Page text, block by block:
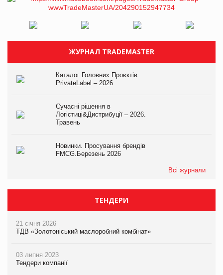
ЖУРНАЛ TRADEMASTER
Каталог Головних Проєктів
PrivateLabel – 2026
Сучасні рішення в
Логістиці&Дистрибуції – 2026.
Травень
Новинки. Просування брендів
FMCG.Березень 2026
Всі журнали
ТЕНДЕРИ
21 січня 2026
ТДВ «Золотоніський маслоробний комбінат»
03 липня 2023
Тендери компанії